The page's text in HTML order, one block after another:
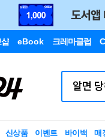
eBook 크레마클럽
신상품 이벤트 바이백 매